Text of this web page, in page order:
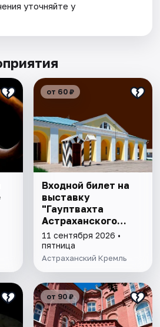
уточняйте у
от 60 ₽
Входной билет на
выставку
"Гауптвахта
Астраханского
гарнизона. XIX в."
11 сентября 2026 •
пятница
Астраханский Кремль
от 90 ₽